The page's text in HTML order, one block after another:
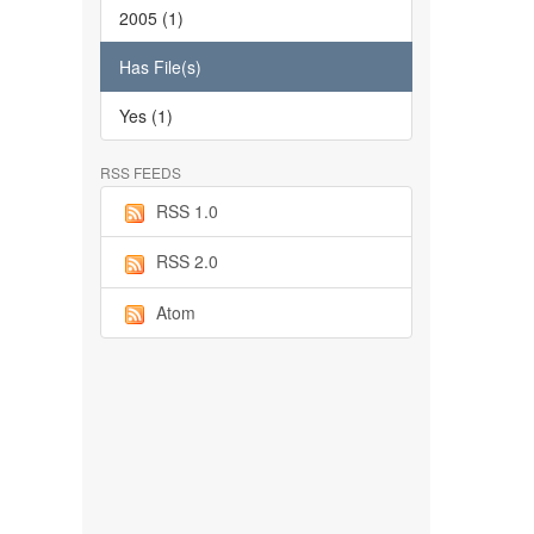
2005 (1)
Has File(s)
Yes (1)
RSS FEEDS
RSS 1.0
RSS 2.0
Atom